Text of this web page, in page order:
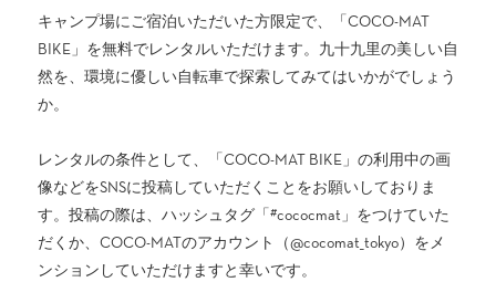
キャンプ場にご宿泊いただいた方限定で、「COCO-MAT
BIKE」を無料でレンタルいただけます。九十九里の美しい自
然を、環境に優しい自転車で探索してみてはいかがでしょう
か。
レンタルの条件として、「COCO-MAT BIKE」の利用中の画
像などをSNSに投稿していただくことをお願いしておりま
す。投稿の際は、ハッシュタグ「#cococmat」をつけていた
だくか、COCO-MATのアカウント（@cocomat_tokyo）をメ
ンションしていただけますと幸いです。